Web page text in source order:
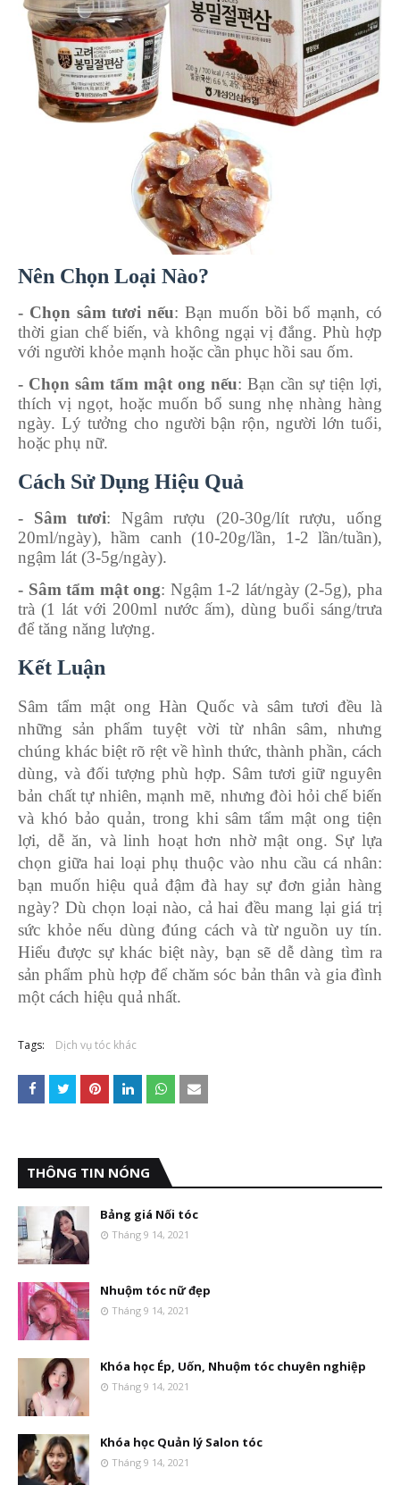
Nên Chọn Loại Nào?
- Chọn sâm tươi nếu: Bạn muốn bồi bổ mạnh, có
thời gian chế biến, và không ngại vị đắng. Phù hợp
với người khỏe mạnh hoặc cần phục hồi sau ốm.
- Chọn sâm tẩm mật ong nếu: Bạn cần sự tiện lợi,
thích vị ngọt, hoặc muốn bổ sung nhẹ nhàng hàng
ngày. Lý tưởng cho người bận rộn, người lớn tuổi,
hoặc phụ nữ.
Cách Sử Dụng Hiệu Quả
- Sâm tươi: Ngâm rượu (20-30g/lít rượu, uống
20ml/ngày), hầm canh (10-20g/lần, 1-2 lần/tuần),
ngậm lát (3-5g/ngày).
- Sâm tẩm mật ong: Ngậm 1-2 lát/ngày (2-5g), pha
trà (1 lát với 200ml nước ấm), dùng buổi sáng/trưa
để tăng năng lượng.
Kết Luận
Sâm tẩm mật ong Hàn Quốc và sâm tươi đều là
những sản phẩm tuyệt vời từ nhân sâm, nhưng
chúng khác biệt rõ rệt về hình thức, thành phần, cách
dùng, và đối tượng phù hợp. Sâm tươi giữ nguyên
bản chất tự nhiên, mạnh mẽ, nhưng đòi hỏi chế biến
và khó bảo quản, trong khi sâm tẩm mật ong tiện
lợi, dễ ăn, và linh hoạt hơn nhờ mật ong. Sự lựa
chọn giữa hai loại phụ thuộc vào nhu cầu cá nhân:
bạn muốn hiệu quả đậm đà hay sự đơn giản hàng
ngày? Dù chọn loại nào, cả hai đều mang lại giá trị
sức khỏe nếu dùng đúng cách và từ nguồn uy tín.
Hiểu được sự khác biệt này, bạn sẽ dễ dàng tìm ra
sản phẩm phù hợp để chăm sóc bản thân và gia đình
một cách hiệu quả nhất.
Tags: Dịch vụ tóc khác
THÔNG TIN NÓNG
Bảng giá Nối tóc
Tháng 9 14, 2021
Nhuộm tóc nữ đẹp
Tháng 9 14, 2021
Khóa học Ép, Uốn, Nhuộm tóc chuyên nghiệp
Tháng 9 14, 2021
Khóa học Quản lý Salon tóc
Tháng 9 14, 2021